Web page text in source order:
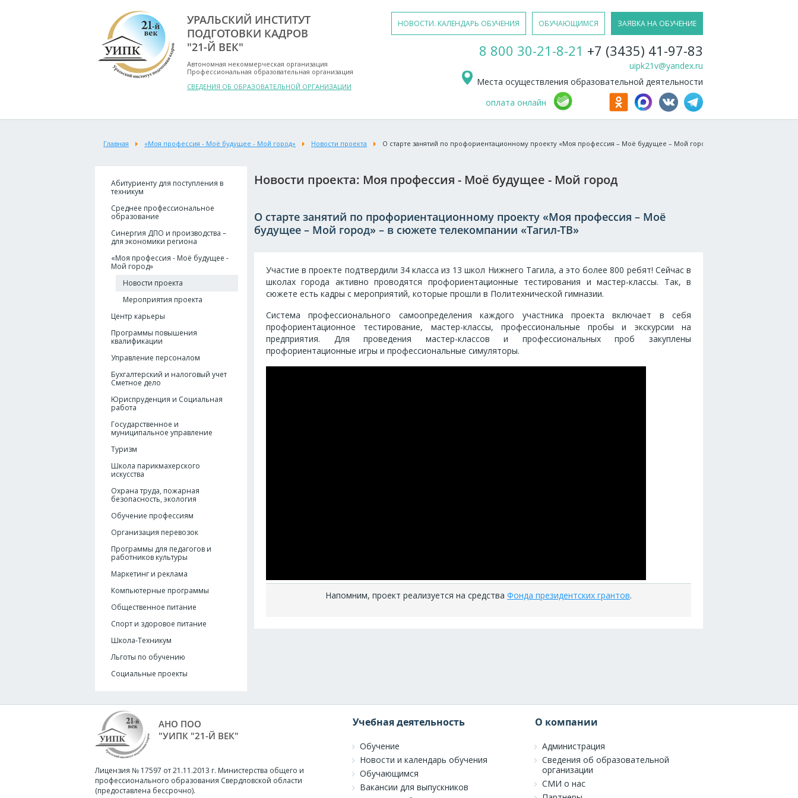
УРАЛЬСКИЙ ИНСТИТУТ
ПОДГОТОВКИ КАДРОВ
"21-Й ВЕК"
Автономная некоммерческая организация
Профессиональная образовательная организация
СВЕДЕНИЯ ОБ ОБРАЗОВАТЕЛЬНОЙ ОРГАНИЗАЦИИ
ЗАЯВКА НА ОБУЧЕНИЕ
ОБУЧАЮЩИМСЯ
НОВОСТИ. КАЛЕНДАРЬ ОБУЧЕНИЯ
8 800 30-21-8-21 +7 (3435) 41-97-83
uipk21v@yandex.ru
Места осуществления образовательной деятельности
оплата онлайн
Главная «Моя профессия - Моё будущее - Мой город» Новости проекта О старте занятий по профориентационному проекту «Моя профессия – Моё будущее – Мой город» – в сюжете
Абитуриенту для поступления в
техникум
Среднее профессиональное
образование
Синергия ДПО и производства –
для экономики региона
«Моя профессия - Моё будущее -
Мой город»
Новости проекта
Мероприятия проекта
Центр карьеры
Программы повышения
квалификации
Управление персоналом
Бухгалтерский и налоговый учет
Сметное дело
Юриспруденция и Социальная
работа
Государственное и
муниципальное управление
Туризм
Школа парикмахерского
искусства
Охрана труда, пожарная
безопасность, экология
Обучение профессиям
Организация перевозок
Программы для педагогов и
работников культуры
Маркетинг и реклама
Компьютерные программы
Общественное питание
Спорт и здоровое питание
Школа-Техникум
Льготы по обучению
Социальные проекты
Новости проекта: Моя профессия - Моё будущее - Мой город
О старте занятий по профориентационному проекту «Моя профессия – Моё
будущее – Мой город» – в сюжете телекомпании «Тагил-ТВ»
Участие в проекте подтвердили 34 класса из 13 школ Нижнего Тагила, а это более 800 ребят! Сейчас в
школах города активно проводятся профориентационные тестирования и мастер-классы. Так, в
сюжете есть кадры с мероприятий, которые прошли в Политехнической гимназии.
Система профессионального самоопределения каждого участника проекта включает в себя
профориентационное тестирование, мастер-классы, профессиональные пробы и экскурсии на
предприятия. Для проведения мастер-классов и профессиональных проб закуплены
профориентационные игры и профессиональные симуляторы.
Напомним, проект реализуется на средства Фонда президентских грантов.
АНО ПОО
"УИПК "21-Й ВЕК"
Лицензия № 17597 от 21.11.2013 г. Министерства общего и
профессионального образования Свердловской области
(предоставлена бессрочно).
Учебная деятельность
Обучение
Новости и календарь обучения
Обучающимся
Вакансии для выпускников
О компании
Администрация
Сведения об образовательной
организации
СМИ о нас